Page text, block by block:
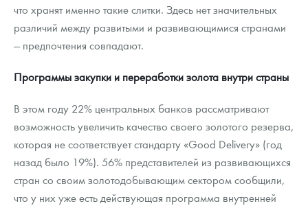
что хранят именно такие слитки. Здесь нет значительных
различий между развитыми и развивающимися странами
— предпочтения совпадают.
Программы закупки и переработки золота внутри страны
В этом году 22% центральных банков рассматривают
возможность увеличить качество своего золотого резерва,
которая не соответствует стандарту «Good Delivery» (год
назад было 19%). 56% представителей из развивающихся
стран со своим золотодобывающим сектором сообщили,
что у них уже есть действующая программа внутренней